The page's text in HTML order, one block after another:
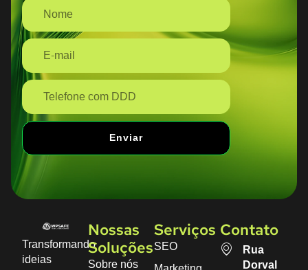
Enviar
Transformando
ideias
Nossas
Soluções
Sobre nós
Serviços
SEO
Contato
Rua
Dorval